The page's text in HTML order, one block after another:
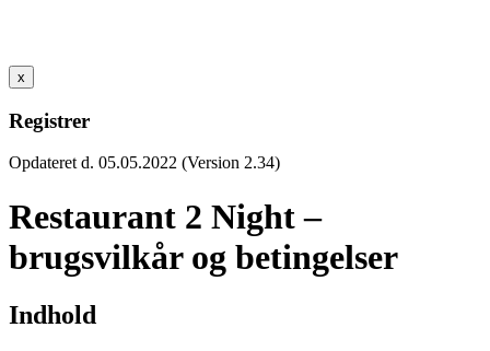
x
Registrer
Opdateret d. 05.05.2022 (Version 2.34)
Restaurant 2 Night –
brugsvilkår og betingelser
Indhold